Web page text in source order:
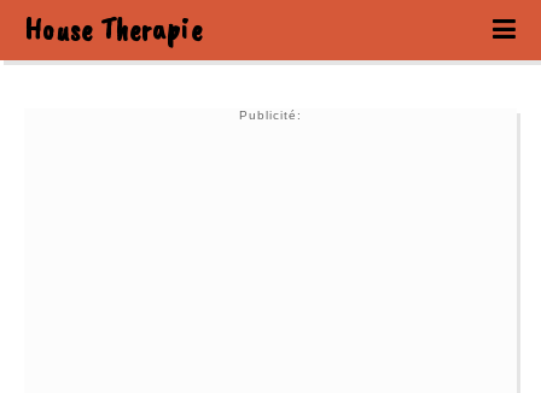
House Therapie
Publicité: